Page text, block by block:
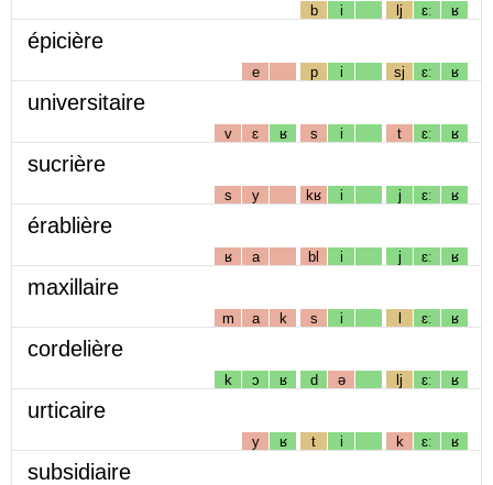
b i lj ɛː ʁ
épicière
e p i sj ɛː ʁ
universitaire
v ɛ ʁ s i t ɛː ʁ
sucrière
s y kʁ i j ɛː ʁ
érablière
ʁ a bl i j ɛː ʁ
maxillaire
m a k s i l ɛː ʁ
cordelière
k ɔ ʁ d ə lj ɛː ʁ
urticaire
y ʁ t i k ɛː ʁ
subsidiaire